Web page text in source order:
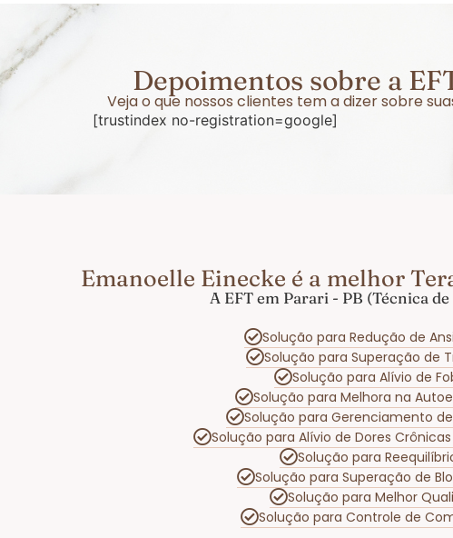
Depoimentos sobre a
Veja o que nossos clientes tem a dizer sobre
[trustindex no-registration=google]
Emanoelle Einecke é a melhor
A EFT em Parari - PB (Técnica
Solução para Redução de
Solução para Superação de
Solução para Alívio de
Solução para Melhora na
Solução para Gerenciamento
Solução para Alívio de Dores
Solução para
Solução para Superação de
Solução para Melhor
Solução para Controle de